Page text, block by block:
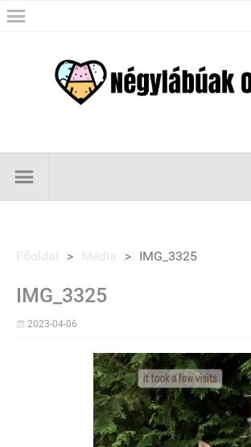
Főoldal > Média > IMG_3325
IMG_3325
2023-04-06